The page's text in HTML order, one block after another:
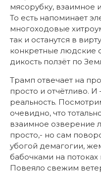
мясорубку, взаимное
То есть напоминает
многоходовые
так и останутся в
конкретные людские
дикость ползёт по
Трамп отвечает на
просто и отчётливо. И
реальность.
очевидно, что
взаимное озверение
просто,- но сам
убогой демагогии,
бабочками на
Повеяло свежим